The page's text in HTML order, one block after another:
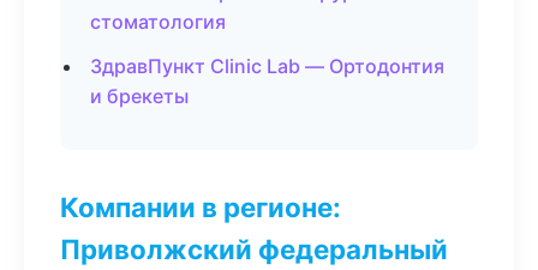
стоматология
ЗдравПункт Clinic Lab — Ортодонтия
и брекеты
Компании в регионе:
Приволжский федеральный